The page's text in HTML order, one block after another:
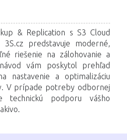
& Replication s S3 Cloud
3S.cz predstavuje moderné,
riešenie na zálohovanie a
vám poskytol prehľad
nastavenie a optimalizáciu
V prípade potreby odbornej
technickú podporu vášho